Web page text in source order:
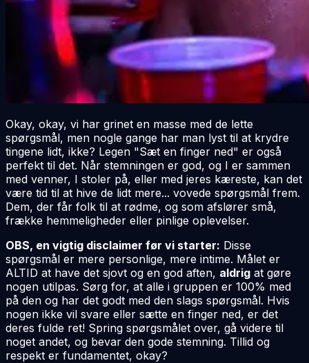
Okay, okay, vi har grinet en masse med de lette
spørgsmål, men nogle gange har man lyst til at krydre
tingene lidt, ikke? Legen "Sæt en finger ned" er også
perfekt til det. Når stemningen er god, og I er sammen
med venner, I stoler på, eller med jeres kæreste, kan det
være tid til at hive de lidt mere... vovede spørgsmål frem.
Dem, der får folk til at rødme, og som afslører små,
frække hemmeligheder eller pinlige oplevelser.
OBS, en vigtig disclaimer før vi starter: Disse
spørgsmål er mere personlige, mere intime. Målet er
ALTID at have det sjovt og en god aften, aldrig at gøre
nogen utilpas. Sørg for, at alle i gruppen er 100% med
på den og har det godt med den slags spørgsmål. Hvis
nogen ikke vil svare eller sætte en finger ned, er det
deres fulde ret! Spring spørgsmålet over, gå videre til
noget andet, og bevar den gode stemning. Tillid og
respekt er fundamentet, okay?